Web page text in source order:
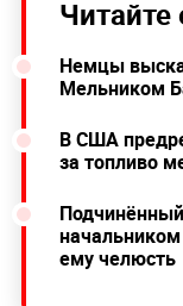
Немцы
Мельником
В США
за топливо
ему челюсть